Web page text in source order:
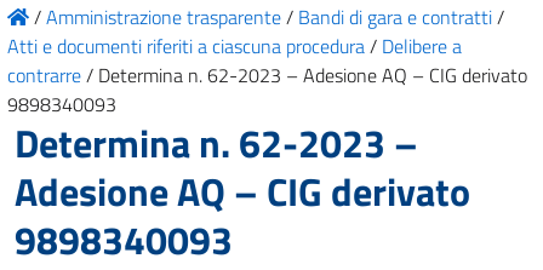
/Amministrazione trasparente/ Bandi di gara e contratti/
Atti e documenti riferiti a ciascuna procedura/ Delibere a
contrarre/ Determina n. 62-2023 – Adesione AQ – CIG derivato
9898340093
Determina n. 62-2023 –
Adesione AQ – CIG derivato
9898340093